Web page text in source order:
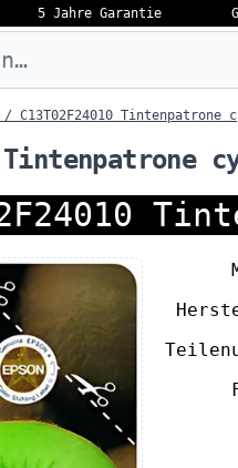
5 Jahre Garantie
/ C13T02F24010 Tintenpatrone
Tintenpatrone